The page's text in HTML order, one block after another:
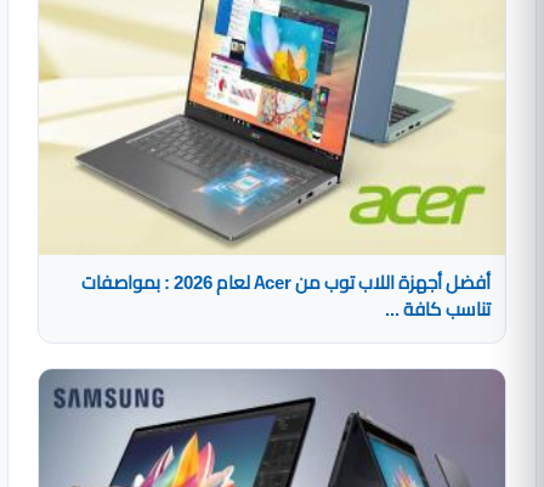
أفضل أجهزة اللاب توب من Acer لعام 2026 : بمواصفات
تناسب كافة ...